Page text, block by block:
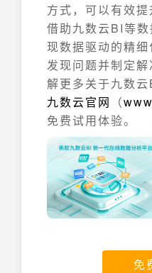
方式，可以有效提
借助九数云BI等
现数据驱动的精
发现问题并制定
解更多关于九数
九数云官网
（
免费试用体验。
免